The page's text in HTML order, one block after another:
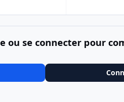
ou se connecter pour